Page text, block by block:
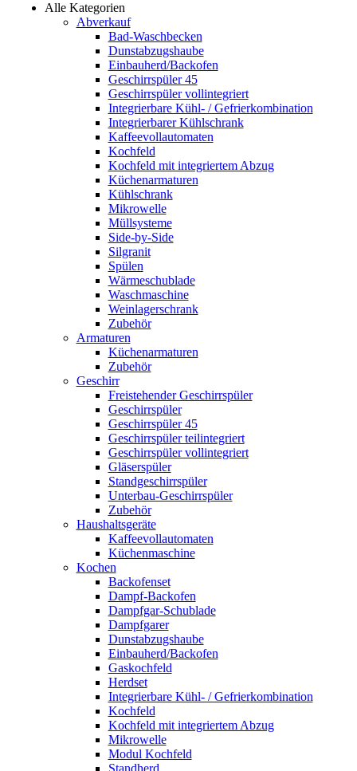
Alle Kategorien
Abverkauf
Bad-Waschbecken
Dunstabzugshaube
Einbauherd/Backofen
Geschirrspüler 45
Geschirrspüler vollintegriert
Integrierbare Kühl- / Gefrierkombination
Integrierbarer Kühlschrank
Kaffeevollautomaten
Kochfeld
Kochfeld mit integriertem Abzug
Küchenarmaturen
Kühlschrank
Mikrowelle
Müllsysteme
Side-by-Side
Silgranit
Spülen
Wärmeschublade
Waschmaschine
Weinlagerschrank
Zubehör
Armaturen
Küchenarmaturen
Zubehör
Geschirr
Freistehender Geschirrspüler
Geschirrspüler
Geschirrspüler 45
Geschirrspüler teilintegriert
Geschirrspüler vollintegriert
Gläserspüler
Standgeschirrspüler
Unterbau-Geschirrspüler
Zubehör
Haushaltsgeräte
Kaffeevollautomaten
Küchenmaschine
Kochen
Backofenset
Dampf-Backofen
Dampfgar-Schublade
Dampfgarer
Dunstabzugshaube
Einbauherd/Backofen
Gaskochfeld
Herdset
Integrierbare Kühl- / Gefrierkombination
Kochfeld
Kochfeld mit integriertem Abzug
Mikrowelle
Modul Kochfeld
Standherd